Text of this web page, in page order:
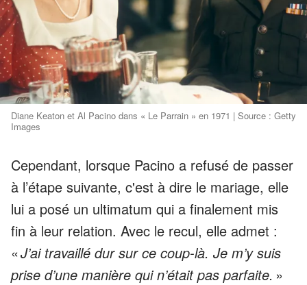
Diane Keaton et Al Pacino dans « Le Parrain » en 1971 | Source : Getty
Images
Cependant, lorsque Pacino a refusé de passer
à l’étape suivante, c'est à dire le mariage, elle
lui a posé un ultimatum qui a finalement mis
fin à leur relation. Avec le recul, elle admet :
«J’ai travaillé dur sur ce coup-là. Je m’y suis
prise d’une manière qui n’était pas parfaite. »